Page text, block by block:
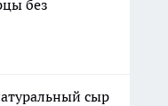
без
сыр